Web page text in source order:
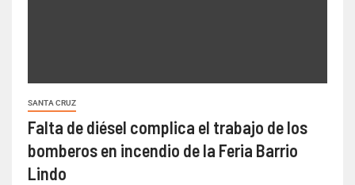
SANTA CRUZ
Falta de diésel complica el trabajo de los
bomberos en incendio de la Feria Barrio
Lindo